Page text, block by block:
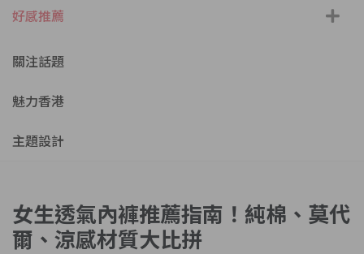
好感推薦
關注話題
魅力香港
主題設計
女生透氣內褲推薦指南！純棉、莫代
爾、涼感材質大比拼